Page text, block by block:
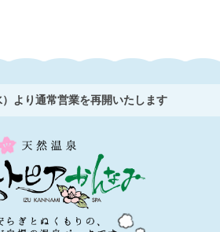
より通常営業を再開いたします